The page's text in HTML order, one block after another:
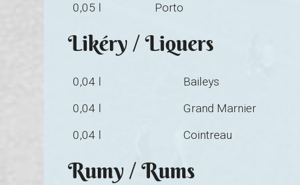
0,05 l
Porto
Likéry / Liquers
0,04 l Baileys
0,04 l
Grand Marnier
0,04 l
Cointreau
Rumy / Rums